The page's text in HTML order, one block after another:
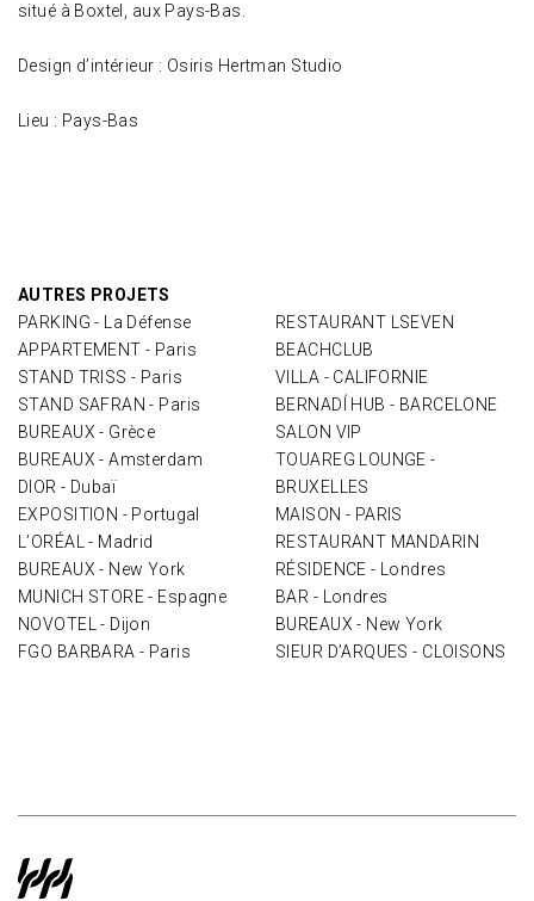
situé à Boxtel, aux Pays-Bas.
Design d’intérieur : Osiris Hertman Studio
Lieu : Pays-Bas
AUTRES PROJETS
PARKING - La Défense
APPARTEMENT - Paris
STAND TRISS - Paris
STAND SAFRAN - Paris
BUREAUX - Grèce
BUREAUX - Amsterdam
DIOR - Dubaï
EXPOSITION - Portugal
L’ORÉAL - Madrid
BUREAUX - New York
MUNICH STORE - Espagne
NOVOTEL - Dijon
FGO BARBARA - Paris
RESTAURANT LSEVEN
BEACHCLUB
VILLA - CALIFORNIE
BERNADÍ HUB - BARCELONE
SALON VIP
TOUAREG LOUNGE -
BRUXELLES
MAISON - PARIS
RESTAURANT MANDARIN
RÉSIDENCE - Londres
BAR - Londres
BUREAUX - New York
SIEUR D’ARQUES - CLOISONS